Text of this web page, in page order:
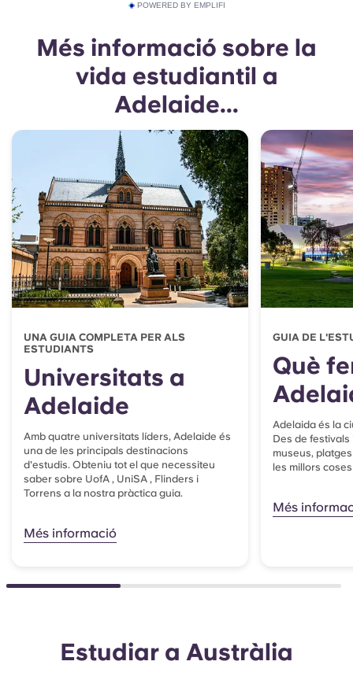
POWERED BY EMPLIFI
Més informació sobre la
vida estudiantil a
Adelaide...
UNA GUIA COMPLETA PER ALS
ESTUDIANTS
Universitats a
Adelaide
Amb quatre universitats líders, Adelaide és
una de les principals destinacions
d'estudis. Obteniu tot el que necessiteu
saber sobre UofA , UniSA , Flinders i
Torrens a la nostra pràctica guia.
Més informació
GUIA DE
Què
Adelaida és la
Des de
museus,
les millors
Més
Estudiar a Austràlia